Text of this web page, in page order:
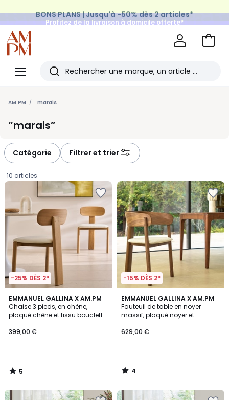
Profitez de la livraison à domicile offerte*
sur tous vos achats Mode & Maison
Menu
Redoute
Rechercher
Les
derniers
articles
consultés
Aller
AM.PM marais
marais
Catégorie Filtrer et trier
10 articles
-25% DÈS 2*
EMMANUEL GALLINA X AM.PM
Chaise 3 pieds, en chêne,
plaqué chêne et tissu bouclette,
€.
399,00 €
5
/
5
5
/
-15% DÈS 2*
EMMANUEL GALLINA X AM.PM
Fauteuil de table en noyer
massif, plaqué noyer et
629,00 €
4
/
5
4
/